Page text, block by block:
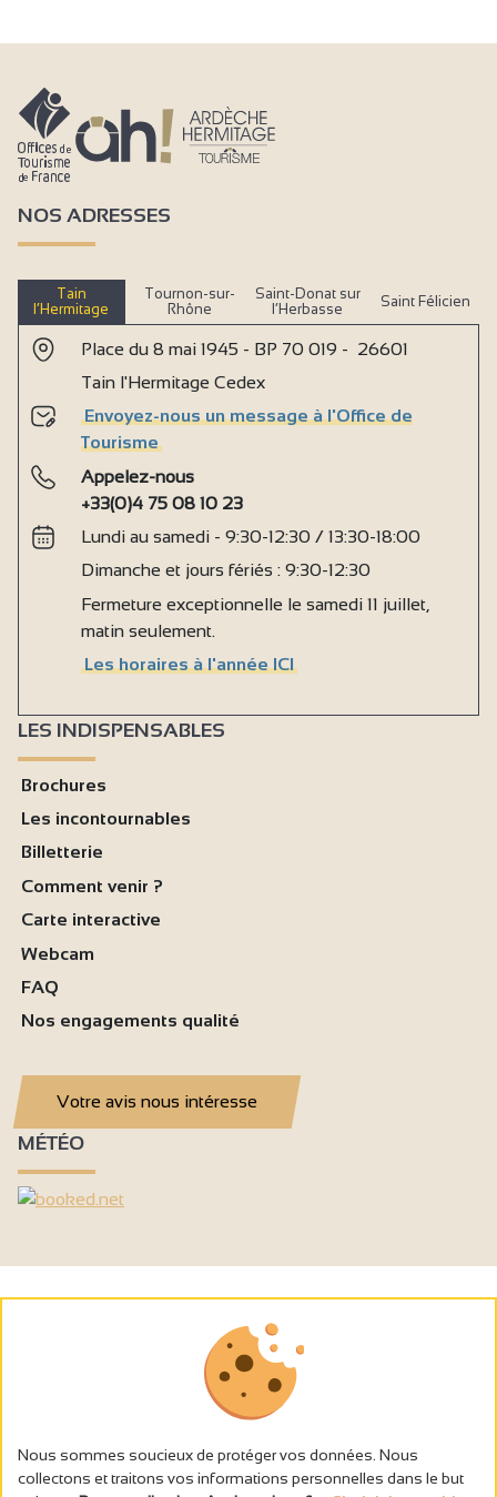
NOS ADRESSES
Tain
l’Hermitage
Tournon-sur-
Rhône
Saint-Donat sur
l’Herbasse
Saint Félicien
Place du 8 mai 1945 - BP 70 019 - 26601
Tain l'Hermitage Cedex
Envoyez-nous un message à l'Office de
Tourisme
Appelez-nous
+33(0)4 75 08 10 23
Lundi au samedi - 9:30-12:30 / 13:30-18:00
Dimanche et jours fériés : 9:30-12:30
Fermeture exceptionnelle le samedi 11 juillet,
matin seulement.
Les horaires à l'année ICI
LES INDISPENSABLES
Brochures
Les incontournables
Billetterie
Comment venir ?
Carte interactive
Webcam
FAQ
Nos engagements qualité
Votre avis nous intéresse
MÉTÉO
Nous sommes soucieux de protéger vos données. Nous
collectons et traitons vos informations personnelles dans le but